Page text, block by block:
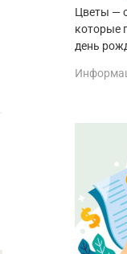
Цветы —
которые
день